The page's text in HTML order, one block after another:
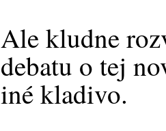
Ale kludne
debatu o tej
iné kladivo.